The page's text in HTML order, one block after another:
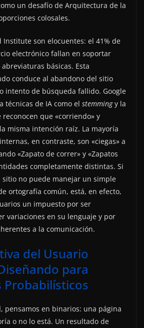
un desafío de Arquitectura de la
colosales.
Institute son elocuentes: el 41% de
electrónico fallan en soportar
básicas. Esta
conduce al abandono del sitio
intento de búsqueda fallido. Google
técnicas de IA como el stemmingy la
reconocen que «corriendo» y
misma intención raíz. La mayoría
en contraste, son «ciegas» a
«Zapato de correr» y «Zapatos
completamente distintas. Si
sitio no puede manejar un simple
ortografía común, está, en efecto,
un impuesto por ser
variaciones en su lenguaje y por
a la comunicación.
del Usuario
para
Probabilísticos
pensamos en binarios: una página
o no lo está. Un resultado de